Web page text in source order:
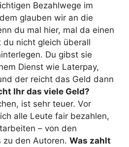
Bezahlwege im
glauben wir an die
du mal hier, mal da einen
nicht gleich überall
Du gibst sie
Dienst wie Laterpay,
der reicht das Geld dann
Ihr das viele Geld?
ist sehr teuer. Vor
alle Leute fair bezahlen,
– von den
zu den Autoren. Was zahlt